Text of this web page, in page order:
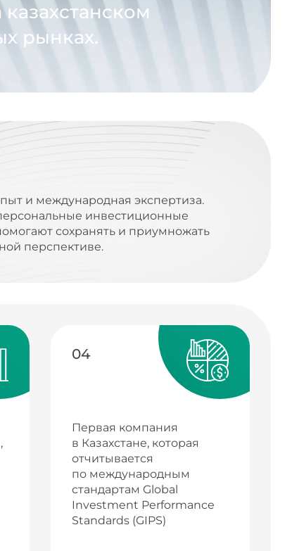
и международная экспертиза.
инвестиционные
сохранять и приумножать
перспективе.
04
Первая компания
в Казахстане, которая
отчитывается
по международным
стандартам Global
Investment Performance
Standards (GIPS)